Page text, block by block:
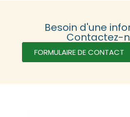
Besoin d'une
Contactez-
FORMULAIRE DE CONTACT